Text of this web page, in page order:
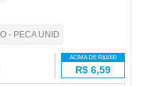
- PECA UNID
ACIMA DE R$1000
R$ 6,59